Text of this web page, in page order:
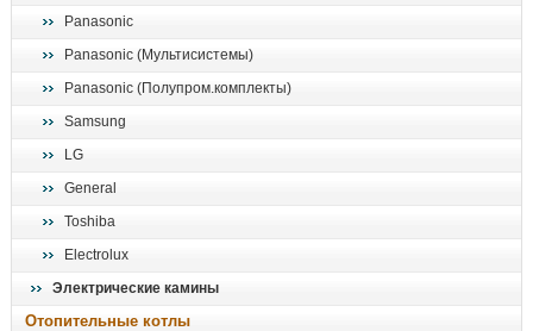
Panasonic
Panasonic (Мультисистемы)
Panasonic (Полупром.комплекты)
Samsung
LG
General
Toshiba
Electrolux
Электрические камины
Отопительные котлы